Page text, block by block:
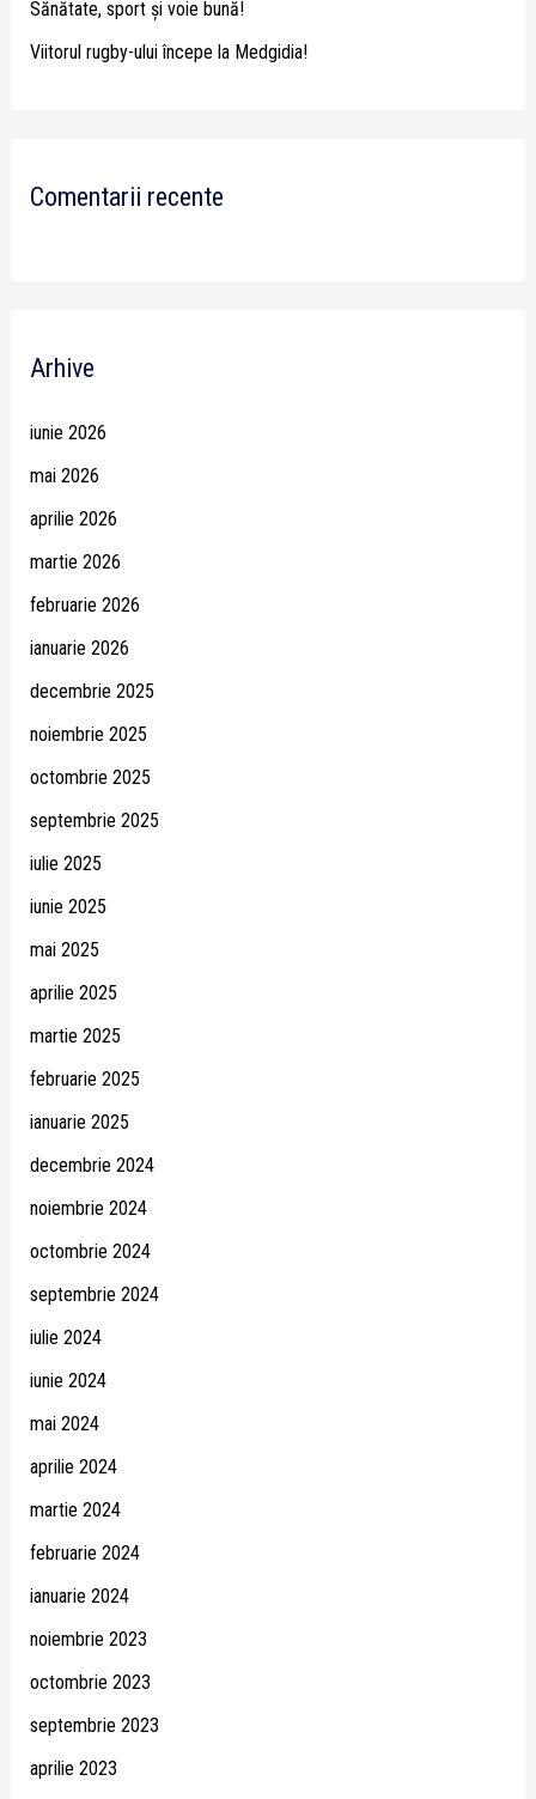
Sănătate, sport și voie bună!
Viitorul rugby-ului începe la Medgidia!
Comentarii recente
Arhive
iunie 2026
mai 2026
aprilie 2026
martie 2026
februarie 2026
ianuarie 2026
decembrie 2025
noiembrie 2025
octombrie 2025
septembrie 2025
iulie 2025
iunie 2025
mai 2025
aprilie 2025
martie 2025
februarie 2025
ianuarie 2025
decembrie 2024
noiembrie 2024
octombrie 2024
septembrie 2024
iulie 2024
iunie 2024
mai 2024
aprilie 2024
martie 2024
februarie 2024
ianuarie 2024
noiembrie 2023
octombrie 2023
septembrie 2023
aprilie 2023